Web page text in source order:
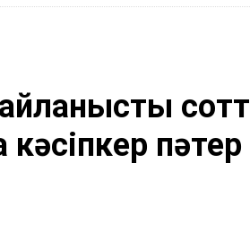
пәтер